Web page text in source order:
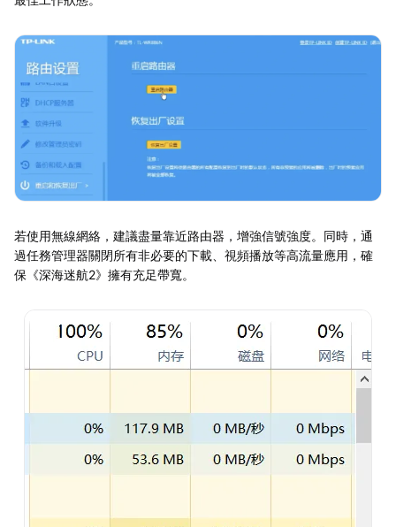
若使用無線網絡，建議盡量靠近路由器，增強信號強度。同時，通
過任務管理器關閉所有非必要的下載、視頻播放等高流量應用，確
保《深海迷航2》擁有充足帶寬。